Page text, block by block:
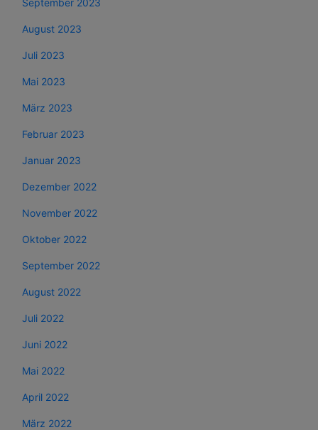
September 2023
August 2023
Juli 2023
Mai 2023
März 2023
Februar 2023
Januar 2023
Dezember 2022
November 2022
Oktober 2022
September 2022
August 2022
Juli 2022
Juni 2022
Mai 2022
April 2022
März 2022